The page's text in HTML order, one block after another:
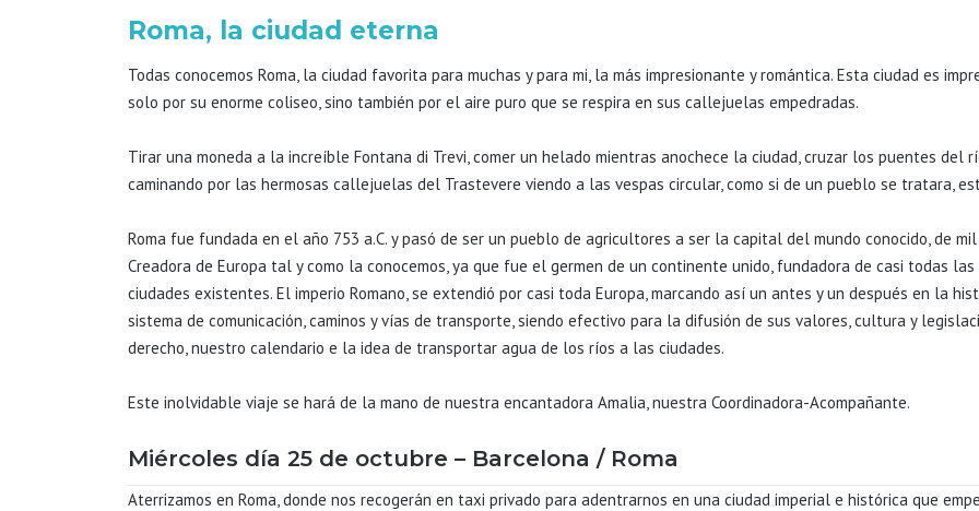
Roma, la ciudad eterna
Todas conocemos Roma, la ciudad favorita para muchas y para mi, la más impresionante y romántica. Esta ciudad es
solo por su enorme coliseo, sino también por el aire puro que se respira en sus callejuelas empedradas.
Tirar una moneda a la increíble Fontana di Trevi, comer un helado mientras anochece la ciudad, cruzar los puentes del
caminando por las hermosas callejuelas del Trastevere viendo a las vespas circular, como si de un pueblo se tratara,
Roma fue fundada en el año 753 a.C. y pasó de ser un pueblo de agricultores a ser la capital del mundo conocido, de
Creadora de Europa tal y como la conocemos, ya que fue el germen de un continente unido, fundadora de casi todas
ciudades existentes. El imperio Romano, se extendió por casi toda Europa, marcando así un antes y un después en la
sistema de comunicación, caminos y vías de transporte, siendo efectivo para la difusión de sus valores, cultura y
derecho, nuestro calendario e la idea de transportar agua de los ríos a las ciudades.
Este inolvidable viaje se hará de la mano de nuestra encantadora Amalia, nuestra Coordinadora-Acompañante.
Miércoles día 25 de octubre – Barcelona / Roma
Aterrizamos en Roma, donde nos recogerán en taxi privado para adentrarnos en una ciudad imperial e histórica que